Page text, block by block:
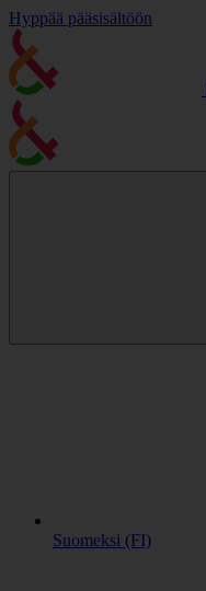
Hyppää pääsisältöön
Suomeksi (FI)